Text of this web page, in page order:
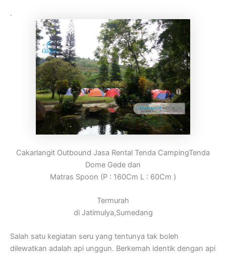
.
Cakarlangit Outbound Jasa Rental Tenda CampingTenda
Dome Gede dan
Matras Spoon (P : 160Cm L : 60Cm )
Termurah
di Jatimulya,Sumedang
Salah satu kegiatan seru yang tentunya tak boleh
dilewatkan adalah api unggun. Berkemah identik dengan api